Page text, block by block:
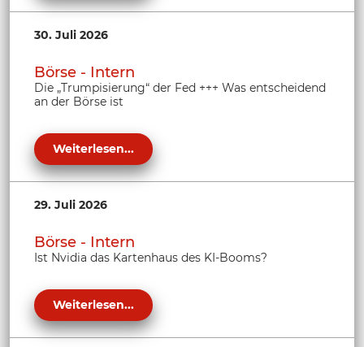
30. Juli 2026
Börse - Intern
Die „Trumpisierung“ der Fed +++ Was entscheidend
an der Börse ist
Weiterlesen...
29. Juli 2026
Börse - Intern
Ist Nvidia das Kartenhaus des KI-Booms?
Weiterlesen...